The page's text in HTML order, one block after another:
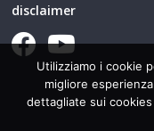
disclaimer
Utilizziamo i cookie
migliore
dettagliate sui